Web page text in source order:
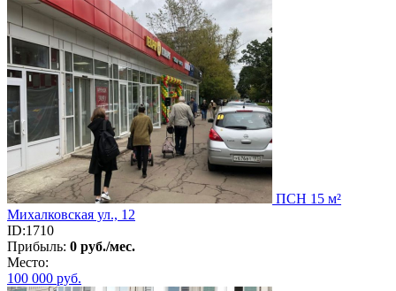
ПСН 15 м²
Михалковская ул., 12
ID:1710
Прибыль: 0 руб./мес.
Место:
100 000 руб.